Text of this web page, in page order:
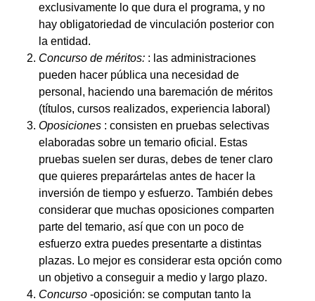
exclusivamente lo que dura el programa, y no
hay obligatoriedad de vinculación posterior con
la entidad.
Concurso de méritos: : las administraciones
pueden hacer pública una necesidad de
personal, haciendo una baremación de méritos
(títulos, cursos realizados, experiencia laboral)
Oposiciones : consisten en pruebas selectivas
elaboradas sobre un temario oficial. Estas
pruebas suelen ser duras, debes de tener claro
que quieres preparártelas antes de hacer la
inversión de tiempo y esfuerzo. También debes
considerar que muchas oposiciones comparten
parte del temario, así que con un poco de
esfuerzo extra puedes presentarte a distintas
plazas. Lo mejor es considerar esta opción como
un objetivo a conseguir a medio y largo plazo.
Concurso -oposición: se computan tanto la